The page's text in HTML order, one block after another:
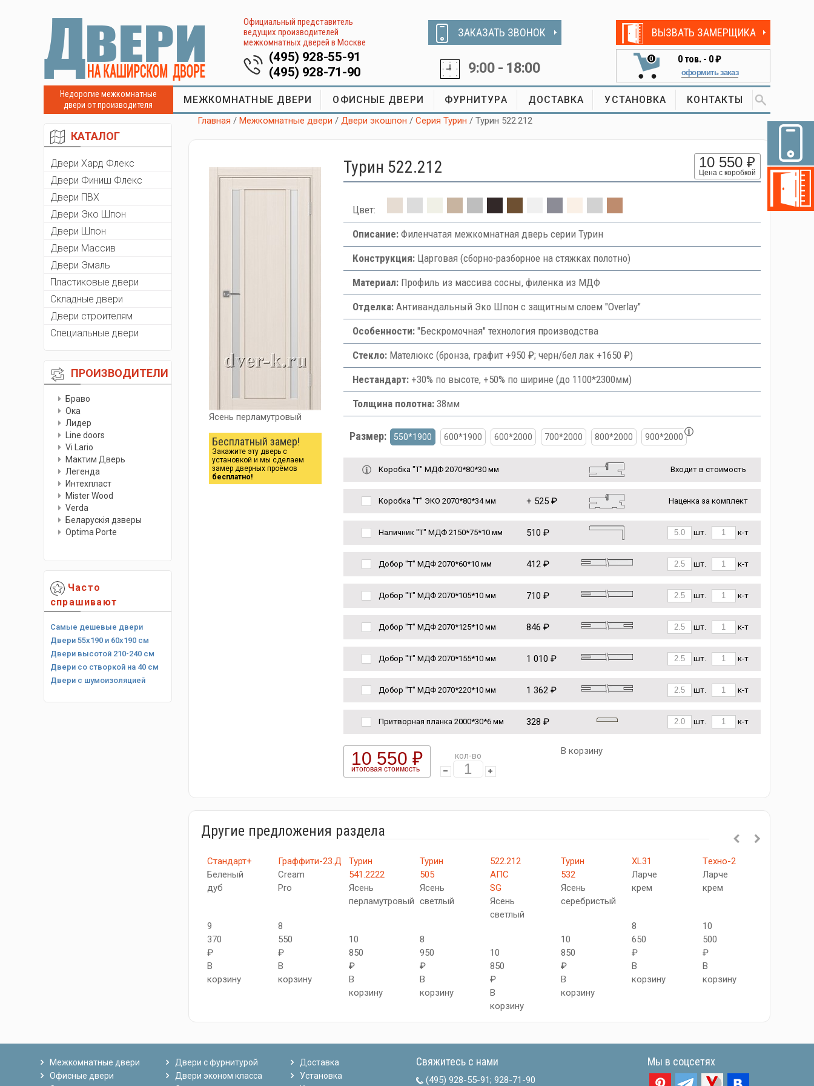
Официальный представитель
ведущих производителей
межкомнатных дверей в Москве
(495) 928-55-91
(495) 928-71-90
ЗАКАЗАТЬ ЗВОНОК
9:00 - 18:00
ВЫЗВАТЬ ЗАМЕРЩИКА
0 0тов. - 0 ₽
оформить заказ
Недорогие межкомнатные
двери от производителя
МЕЖКОМНАТНЫЕ ДВЕРИ ОФИСНЫЕ ДВЕРИ ФУРНИТУРА ДОСТАВКА УСТАНОВКА КОНТАКТЫ
КАТАЛОГ
Двери Хард Флекс
Двери Финиш Флекс
Двери ПВХ
Двери Эко Шпон
Двери Шпон
Двери Массив
Двери Эмаль
Пластиковые двери
Складные двери
Двери строителям
Специальные двери
ПРОИЗВОДИТЕЛИ
Браво
Ока
Лидер
Line doors
Vi Lario
Мактим Дверь
Легенда
Интехпласт
Мister Wood
Verda
Беларускiя дзверы
Optima Porte
Часто
спрашивают
Самые дешевые двери
Двери 55х190 и 60х190 см
Двери высотой 210-240 см
Двери со створкой на 40 см
Двери с шумоизоляцией
Главная /Межкомнатные двери /Двери экошпон /Серия Турин / Турин 522.212
Ясень перламутровый
Бесплатный замер!
Закажите эту дверь с
установкой и мы сделаем
замер дверных проёмов
бесплатно!
Турин 522.212 10 550 ₽
Цена с коробкой
Цвет:
Описание:Филенчатая межкомнатная дверь серии Турин
Конструкция:Царговая (сборно-разборное на стяжках полотно)
Материал:Профиль из массива сосны, филенка из МДФ
Отделка:Антивандальный Эко Шпон с защитным слоем "Overlay"
Особенности:"Бескромочная" технология производства
Стекло:Мателюкс (бронза, графит +950 ₽; черн/бел лак +1650 ₽)
Нестандарт:+30% по высоте, +50% по ширине (до 1100*2300мм)
Толщина полотна:38мм
Размер: 550*1900 600*1900 600*2000 700*2000 800*2000 900*2000
Коробка "Т" МДФ 2070*80*30 мм Входит в стоимость
Коробка "Т" ЭКО 2070*80*34 мм + 525 ₽ Наценка за комплект
Наличник "Т" МДФ 2150*75*10 мм 510 ₽ шт. к-т
Добор "Т" МДФ 2070*60*10 мм 412 ₽ шт. к-т
Добор "Т" МДФ 2070*105*10 мм 710 ₽ шт. к-т
Добор "Т" МДФ 2070*125*10 мм 846 ₽ шт. к-т
Добор "Т" МДФ 2070*155*10 мм 1 010 ₽ шт. к-т
Добор "Т" МДФ 2070*220*10 мм 1 362 ₽ шт. к-т
Притворная планка 2000*30*6 мм 328 ₽ шт. к-т
10 550 ₽
итоговая стоимость
кол-во В корзину
Другие предложения раздела
Стандарт+
Беленый
дуб
9
370
₽
В
корзину
Граффити-23.Д
Cream
Pro
8
550
₽
В
корзину
Турин
541.2222
Ясень
перламутровый
10
850
₽
В
корзину
Турин
505
Ясень
светлый
8
950
₽
В
корзину
522.212
АПC
SG
Ясень
светлый
10
850
₽
В
корзину
Турин
532
Ясень
серебристый
10
850
₽
В
корзину
XL31
Ларче
крем
8
650
₽
В
корзину
Tехно-2
Ларче
крем
10
500
₽
В
корзину
Межкомнатные двери
Офисные двери
Двери с фурнитурой
Двери эконом класса
Доставка
Установка
Свяжитесь с нами
(495) 928-55-91; 928-71-90
Мы в соцсетях